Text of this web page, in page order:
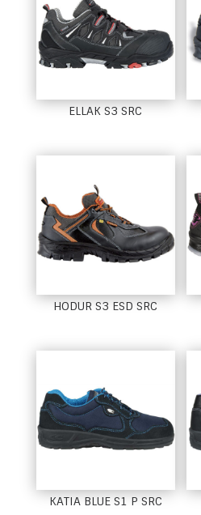
ELLAK S3 SRC
HODUR S3 ESD SRC
KATIA BLUE S1 P SRC